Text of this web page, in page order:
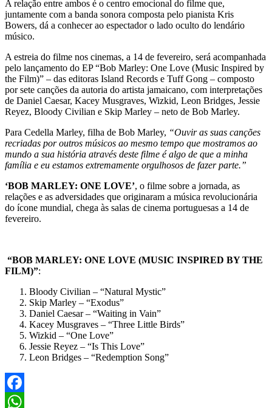
A relação entre ambos é o centro emocional do filme que,
juntamente com a banda sonora composta pelo pianista Kris
Bowers, dá a conhecer ao espectador o lado oculto do lendário
músico.
A estreia do filme nos cinemas, a 14 de fevereiro, será acompanhada
pelo lançamento do EP “Bob Marley: One Love (Music Inspired by
the Film)” – das editoras Island Records e Tuff Gong – composto
por sete canções da autoria do artista jamaicano, com interpretações
de Daniel Caesar, Kacey Musgraves, Wizkid, Leon Bridges, Jessie
Reyez, Bloody Civilian e Skip Marley – neto de Bob Marley.
Para Cedella Marley, filha de Bob Marley, “Ouvir as suas canções
recriadas por outros músicos ao mesmo tempo que mostramos ao
mundo a sua história através deste filme é algo de que a minha
família e eu estamos extremamente orgulhosos de fazer parte.”
‘BOB MARLEY: ONE LOVE’, o filme sobre a jornada, as
relações e as adversidades que originaram a música revolucionária
do ícone mundial, chega às salas de cinema portuguesas a 14 de
fevereiro.
“BOB MARLEY: ONE LOVE (MUSIC INSPIRED BY THE
FILM)”:
Bloody Civilian – “Natural Mystic”
Skip Marley – “Exodus”
Daniel Caesar – “Waiting in Vain”
Kacey Musgraves – “Three Little Birds”
Wizkid – “One Love”
Jessie Reyez – “Is This Love”
Leon Bridges – “Redemption Song”
Facebook